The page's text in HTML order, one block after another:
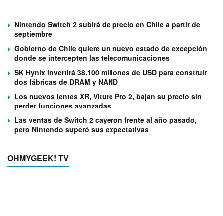
Nintendo Switch 2 subirá de precio en Chile a partir de
septiembre
Gobierno de Chile quiere un nuevo estado de excepción
donde se intercepten las telecomunicaciones
SK Hynix invertirá 38.100 millones de USD para construir
dos fábricas de DRAM y NAND
Los nuevos lentes XR, Viture Pro 2, bajan su precio sin
perder funciones avanzadas
Las ventas de Switch 2 cayeron frente al año pasado,
pero Nintendo superó sus expectativas
OHMYGEEK! TV